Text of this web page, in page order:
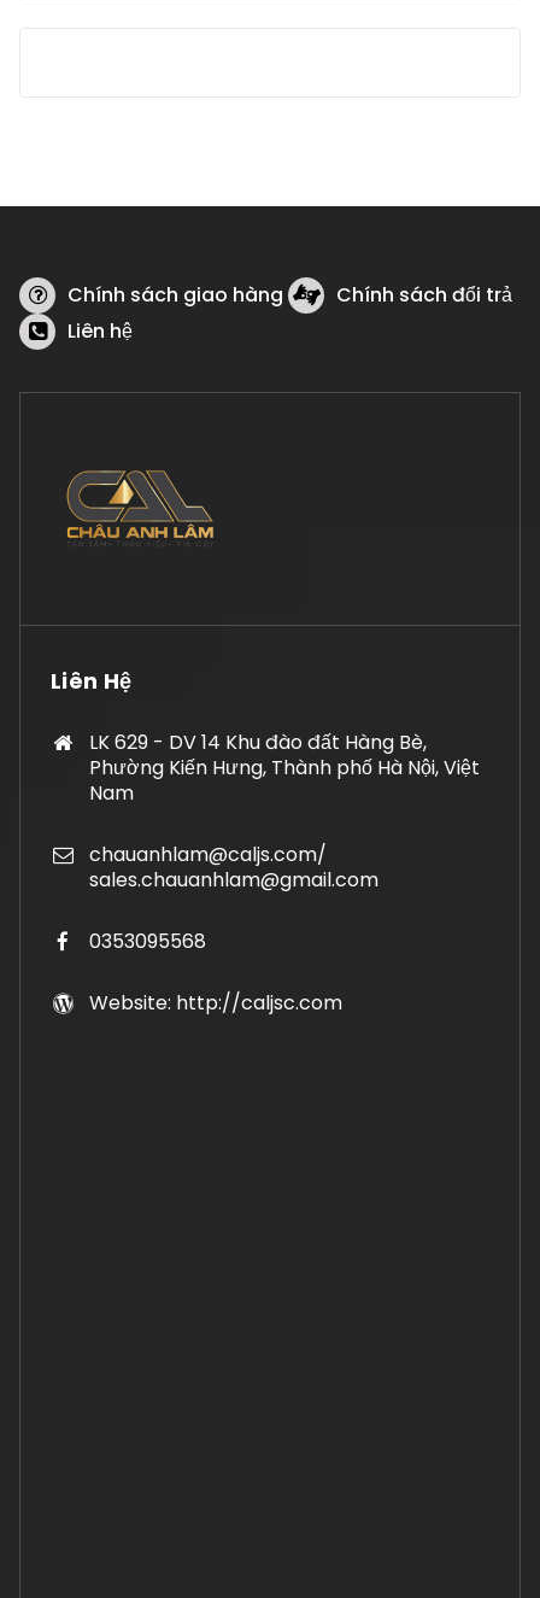
Chính sách giao hàng
Chính sách đổi trả
Liên hệ
Liên Hệ
LK 629 - DV 14 Khu đào đất Hàng Bè,
Phường Kiến Hưng, Thành phố Hà Nội, Việt
Nam
chauanhlam@caljs.com/
sales.chauanhlam@gmail.com
0353095568
Website: http://caljsc.com